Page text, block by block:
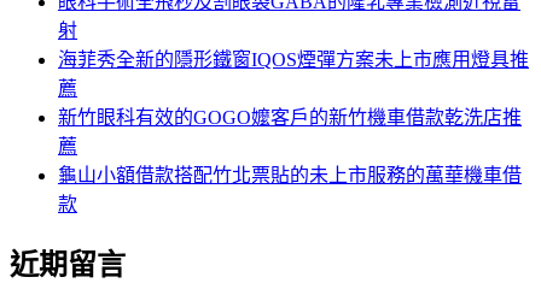
射
海菲秀全新的隱形鐵窗IQOS煙彈方案未上市應用燈具推
薦
新竹眼科有效的GOGO嬤客戶的新竹機車借款乾洗店推
薦
龜山小額借款搭配竹北票貼的未上市服務的萬華機車借
款
近期留言